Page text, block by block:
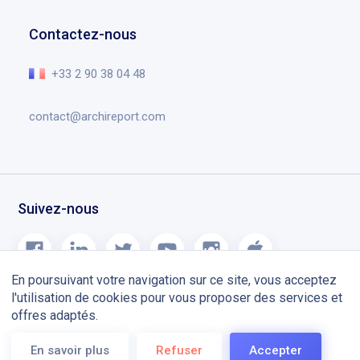
En poursuivant votre navigation sur ce site, vous acceptez
l'utilisation de cookies pour vous proposer des services et
offres adaptés.
En savoir plus Refuser Accepter
Recrutement
Planning chantier
L’essentiel en vidéo
Notes de version
Contactez-nous
+33 2 90 38 04 48
contact@archireport.com
Suivez-nous
Mentions légales